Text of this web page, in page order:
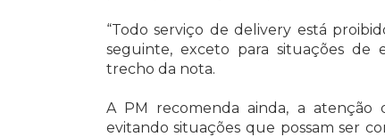
“Todo serviço de delivery está
seguinte, exceto para situações de
trecho da nota.
A PM recomenda ainda, a atenção
evitando situações que possam ser